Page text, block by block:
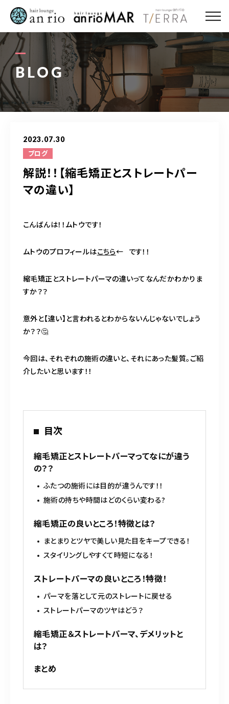
BLOG
2023.07.30
ブログ
解説！！【縮毛矯正とストレートパー
マの違い】
こんばんは！！ムトウです！
ムトウのプロフィールはこちら← です！！
縮毛矯正とストレートパーマの違いってなんだかわかりま
すか？？
意外と【違い】と言われるとわからないんじゃないでしょう
か？？🤔
今回は、それぞれの施術の違いと、それにあった髪質。ご紹
介したいと思います！！
目次
縮毛矯正とストレートパーマってなにが違う
の？？
ふたつの施術には目的が違うんです！！
施術の持ちや時間はどのくらい変わる?
縮毛矯正の良いところ！特徴とは？
まとまりとツヤで美しい見た目をキープできる！
スタイリングしやすくて時短になる！
ストレートパーマの良いところ！特徴！
パーマを落として元のストレートに戻せる
ストレートパーマのツヤはどう？
縮毛矯正＆ストレートパーマ、デメリットと
は？
まとめ
ABOUT US
MENU
STYLE
STAFF〈anrio TIERRA〉
【an rio】営業時間 10:00～19:00（日月除く）
098-917-5366